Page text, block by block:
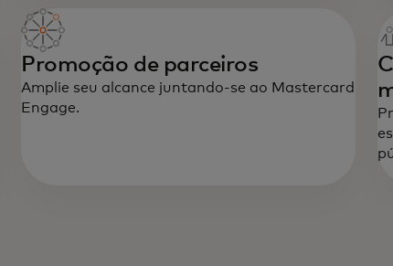
Promoção de parceiros
Amplie seu alcance juntando-se ao Mastercard
Engage.